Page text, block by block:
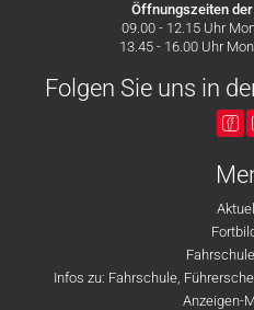
Öffnungszeiten
09.00 - 12.15 Uhr
13.45 - 16.00 Uhr
Folgen Sie uns in
Infos zu: Fahrschule,
Anzeigen-